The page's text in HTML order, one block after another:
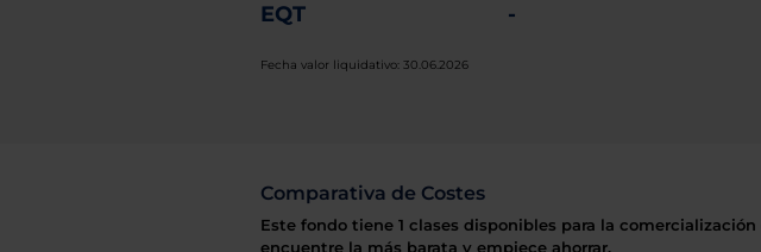
EQT -
Fecha valor liquidativo: 30.06.2026
Comparativa de Costes
Este fondo tiene 1 clases disponibles para la
encuentre la más barata y empiece ahorrar.